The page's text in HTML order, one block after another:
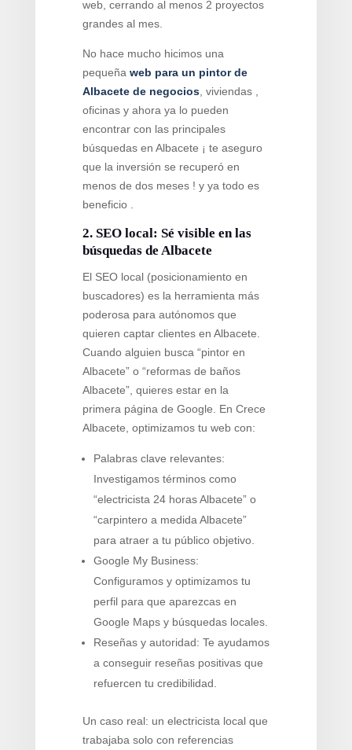
web, cerrando al menos 2 proyectos
grandes al mes.
No hace mucho hicimos una
pequeña web para un pintor de
Albacete de negocios, viviendas ,
oficinas y ahora ya lo pueden
encontrar con las principales
búsquedas en Albacete ¡ te aseguro
que la inversión se recuperó en
menos de dos meses ! y ya todo es
beneficio .
2. SEO local: Sé visible en las
búsquedas de Albacete
El SEO local (posicionamiento en
buscadores) es la herramienta más
poderosa para autónomos que
quieren captar clientes en Albacete.
Cuando alguien busca “pintor en
Albacete” o “reformas de baños
Albacete”, quieres estar en la
primera página de Google. En Crece
Albacete, optimizamos tu web con:
Palabras clave relevantes:
Investigamos términos como
“electricista 24 horas Albacete” o
“carpintero a medida Albacete”
para atraer a tu público objetivo.
Google My Business:
Configuramos y optimizamos tu
perfil para que aparezcas en
Google Maps y búsquedas locales.
Reseñas y autoridad: Te ayudamos
a conseguir reseñas positivas que
refuercen tu credibilidad.
Un caso real: un electricista local que
trabajaba solo con referencias